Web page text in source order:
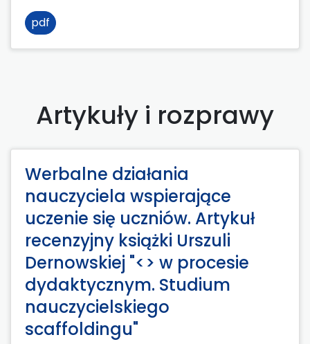
pdf
Artykuły i rozprawy
Werbalne działania
nauczyciela wspierające
uczenie się uczniów. Artykuł
recenzyjny książki Urszuli
Dernowskiej "<> w procesie
dydaktycznym. Studium
nauczycielskiego
scaffoldingu"